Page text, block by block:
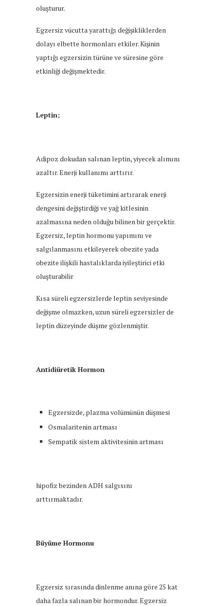
oluşturur.
Egzersiz vücutta yarattığı değişikliklerden
dolayı elbette hormonları etkiler. Kişinin
yaptığı egzersizin türüne ve süresine göre
etkinliği değişmektedir.
Leptin;
Adipoz dokudan salınan leptin, yiyecek alımını
azaltır. Enerji kullanımı arttırır.
Egzersizin enerji tüketimini artırarak enerji
dengesini değiştirdiği ve yağ kitlesinin
azalmasına neden olduğu bilinen bir gerçektir.
Egzersiz, leptin hormonu yapımını ve
salgılanmasını etkileyerek obezite yada
obezite ilişkili hastalıklarda iyileştirici etki
oluşturabilir
Kısa süreli egzersizlerde leptin seviyesinde
değişme olmazken, uzun süreli egzersizler de
leptin düzeyinde düşme gözlenmiştir.
Antidiüretik Hormon
Egzersizde, plazma volümünün düşmesi
Osmalaritenin artması
Sempatik sistem aktivitesinin artması
hipofiz bezinden ADH salgısını
arttırmaktadır.
Büyüme Hormonu
Egzersiz sırasında dinlenme anına göre 25 kat
daha fazla salınan bir hormondur. Egzersiz